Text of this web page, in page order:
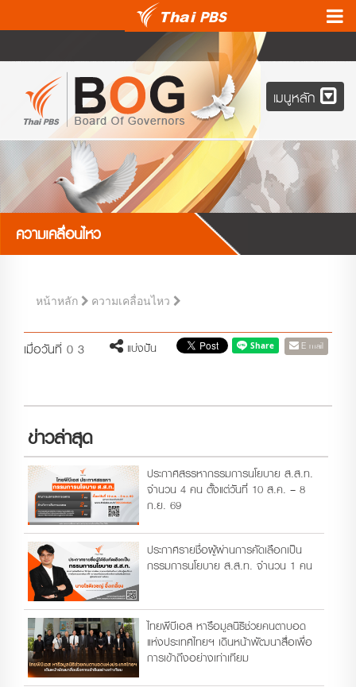
เมนูหลัก
ความเคลื่อนไหว
หน้าหลัก ความเคลื่อนไหว
เมื่อวันที่ 0 3 แบ่งปัน E-mail
ข่าวล่าสุด
ประกาศสรรหากรรมการนโยบาย ส.ส.ท.
จำนวน 4 คน ตั้งแต่วันที่ 10 ส.ค. – 8
ก.ย. 69
ประกาศรายชื่อผู้ผ่านการคัดเลือกเป็น
กรรมการนโยบาย ส.ส.ท. จำนวน 1 คน
ไทยพีบีเอส หารือมูลนิธิช่วยคนตาบอด
แห่งประเทศไทยฯ เดินหน้าพัฒนาสื่อเพื่อ
การเข้าถึงอย่างเท่าเทียม